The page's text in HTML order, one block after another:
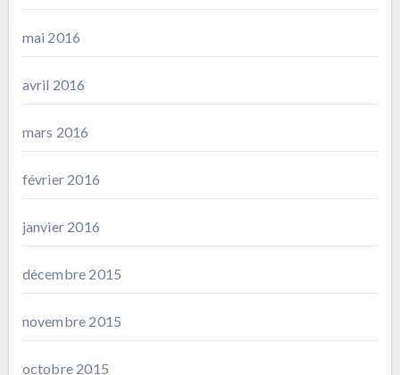
mai 2016
avril 2016
mars 2016
février 2016
janvier 2016
décembre 2015
novembre 2015
octobre 2015